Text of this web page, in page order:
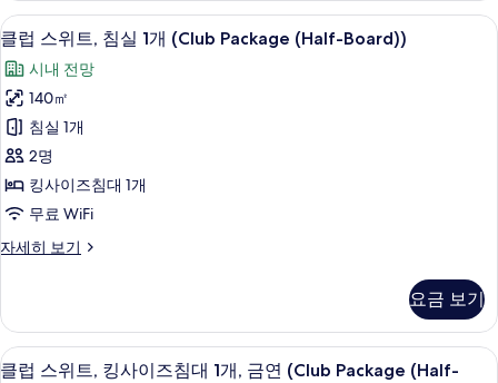
기
보
기
항
구
전
망
사
진
모
두
보
침
대
개,
흡
연,
항
구
전
망
자
히
클
럽
스
위
트,
침
실
개
(Half-
Board))
클럽 스위트, 침실 1개 (Club Package
15
클럽 스위트, 침실 1개 (Club Package (Half-Board))
시내 전망
140㎡
침실 1개
2명
킹사이즈침대 1개
무료 WiFi
자세히 보기
클
트,
침
실
요금 보기
클
클럽 스위트, 킹사이즈침대 1개, 금연
16
클럽 스위트, 킹사이즈침대 1개, 금연 (Club Package (Half-